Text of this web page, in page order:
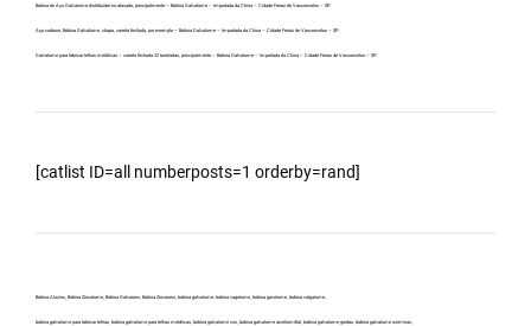
Bobina de Aço Galvalume distribuidor no atacado, principalmente – Bobina Galvalume – Importada da China – Cidade Ferraz de Vasconcelos – SP.
Aço carbono, Bobina Galvalume, chapa, carreta fechada, por exemplo – Bobina Galvalume – Importada da China – Cidade Ferraz de Vasconcelos – SP.
Galvalume para fabricar telhas metálicas – carreta fechada 32 toneladas, principalmente – Bobina Galvalume – Importada da China – Cidade Ferraz de Vasconcelos – SP.
[catlist ID=all numberposts=1 orderby=rand]
Bobina Aluzinc, Bobina Zincalume, Bobina Galvanew, Bobina Zincanew, bobina galvolume, bobina vagalume, bobina gavolume, bobina valgalume,
bobina galvalume para fabricar telhas, bobina galvalume para telhas metálicas, bobina galvalume csn, bobina galvalume arcelormittal, bobina galvalume gerdau, bobina galvalume usiminas,